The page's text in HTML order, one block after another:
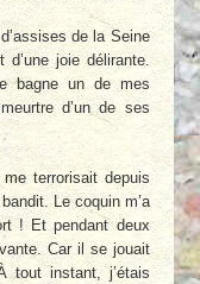
de la Seine
joie délirante.
bagne un de mes
d’un de ses
terrorisait depuis
Le coquin m’a
! Et pendant deux
Car il se jouait
tout instant, j’étais